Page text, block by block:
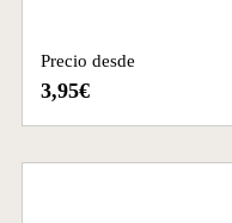
Precio desde
3,95€